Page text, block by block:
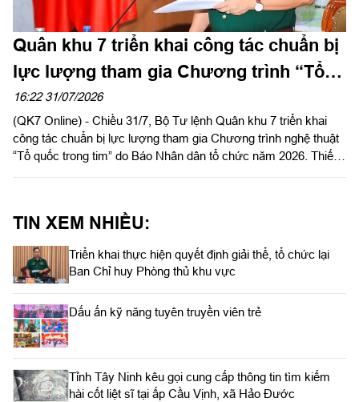
Quân khu 7 triển khai công tác chuẩn bị
lực lượng tham gia Chương trình “Tổ
quốc trong tim”
16:22 31/07/2026
(QK7 Online) - Chiều 31/7, Bộ Tư lệnh Quân khu 7 triển khai
công tác chuẩn bị lực lượng tham gia Chương trình nghệ thuật
“Tổ quốc trong tim” do Báo Nhân dân tổ chức năm 2026. Thiếu
TIN XEM NHIỀU:
Triển khai thực hiện quyết định giải thể, tổ chức lại
Ban Chỉ huy Phòng thủ khu vực
Dấu ấn kỹ năng tuyên truyền viên trẻ
Tỉnh Tây Ninh kêu gọi cung cấp thông tin tìm kiếm
hài cốt liệt sĩ tại ấp Cầu Vịnh, xã Hảo Đước